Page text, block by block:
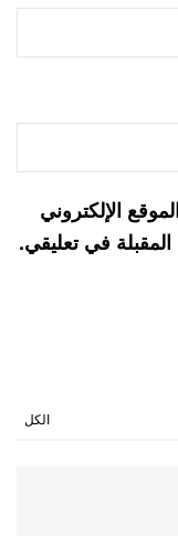
الإلكتروني
في تعليقي.
الكل